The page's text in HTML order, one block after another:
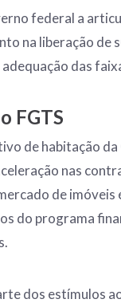
federal a
na liberação de
das
FGTS
de habitação
nas
de
do programa
dos estímulos